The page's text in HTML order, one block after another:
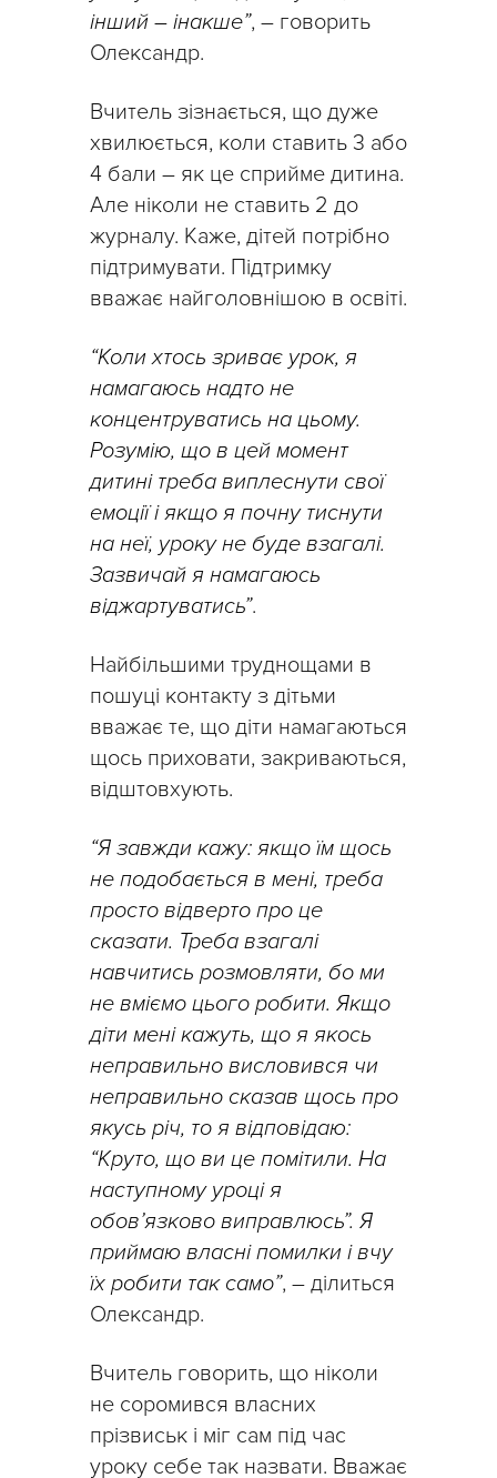
інший – інакше”, – говорить
Олександр.
Вчитель зізнається, що дуже
хвилюється, коли ставить 3 або
4 бали – як це сприйме дитина.
Але ніколи не ставить 2 до
журналу. Каже, дітей потрібно
підтримувати. Підтримку
вважає найголовнішою в освіті.
“Коли хтось зриває урок, я
намагаюсь надто не
концентруватись на цьому.
Розумію, що в цей момент
дитині треба виплеснути свої
емоції і якщо я почну тиснути
на неї, уроку не буде взагалі.
Зазвичай я намагаюсь
віджартуватись”.
Найбільшими труднощами в
пошуці контакту з дітьми
вважає те, що діти намагаються
щось приховати, закриваються,
відштовхують.
“Я завжди кажу: якщо їм щось
не подобається в мені, треба
просто відверто про це
сказати. Треба взагалі
навчитись розмовляти, бо ми
не вміємо цього робити. Якщо
діти мені кажуть, що я якось
неправильно висловився чи
неправильно сказав щось про
якусь річ, то я відповідаю:
“Круто, що ви це помітили. На
наступному уроці я
обов’язково виправлюсь”. Я
приймаю власні помилки і вчу
їх робити так само”, – ділиться
Олександр.
Вчитель говорить, що ніколи
не соромився власних
прізвиськ і міг сам під час
уроку себе так назвати. Вважає